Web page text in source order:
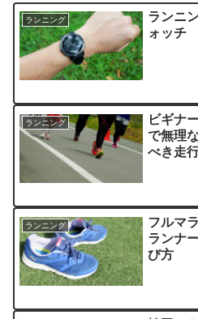
ランニング
ランニ
ォッチ
ランニング
ビギナ
で無理
べき走
ランニング
フルマ
ランナ
び方